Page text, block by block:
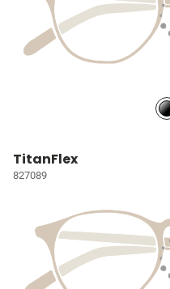
TitanFlex
827089